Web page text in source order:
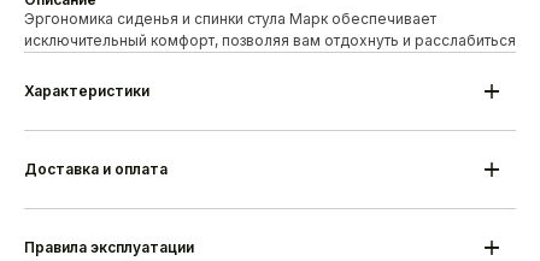
Эргономика сиденья и спинки стула Марк обеспечивает
исключительный комфорт, позволяя вам отдохнуть и расслабиться
Характеристики
Высота
Ширина
Срок изготовления
Доставка и оплата
Правила эксплуатации